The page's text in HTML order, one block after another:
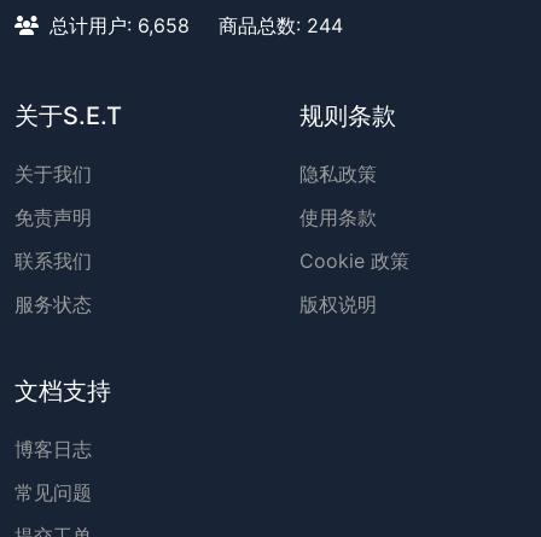
总计用户: 6,658 商品总数: 244
关于S.E.T
关于我们
免责声明
联系我们
服务状态
规则条款
隐私政策
使用条款
Cookie 政策
版权说明
文档支持
博客日志
常见问题